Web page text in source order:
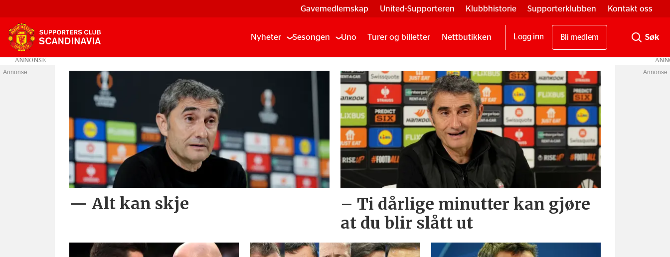
Gavemedlemskap United-Supporteren Klubbhistorie Supporterklubben Kontakt oss
Nyheter Sesongen Uno Turer og billetter Nettbutikken Logg inn Bli medlem
Tag:
ernesto
valverde
— Alt kan skje
– Ti dårlige minutter kan gjøre
at du blir slått ut
Annonse Annonse